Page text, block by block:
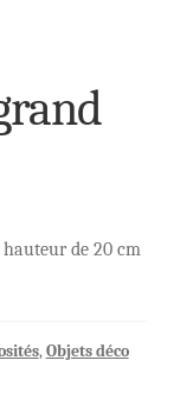
de 20 cm
,Objets déco